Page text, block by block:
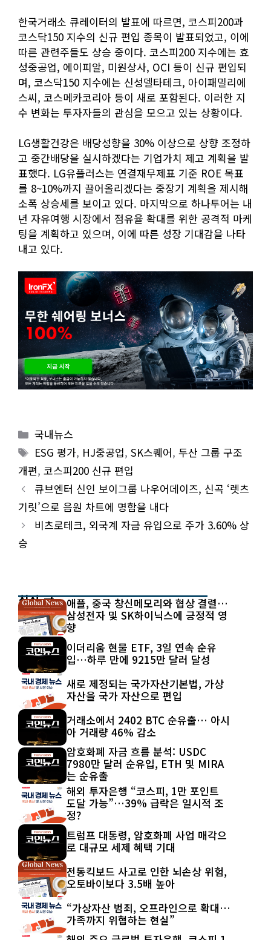
한국거래소 큐레이터의 발표에 따르면, 코스피200과
코스닥150 지수의 신규 편입 종목이 발표되었고, 이에
따른 관련주들도 상승 중이다. 코스피200 지수에는 효
성중공업, 에이피알, 미원상사, OCI 등이 신규 편입되
며, 코스닥150 지수에는 신성델타테크, 아이패밀리에
스씨, 코스메카코리아 등이 새로 포함된다. 이러한 지
수 변화는 투자자들의 관심을 모으고 있는 상황이다.
LG생활건강은 배당성향을 30% 이상으로 상향 조정하
고 중간배당을 실시하겠다는 기업가치 제고 계획을 발
표했다. LG유플러스는 연결재무제표 기준 ROE 목표
를 8~10%까지 끌어올리겠다는 중장기 계획을 제시해
소폭 상승세를 보이고 있다. 마지막으로 하나투어는 내
년 자유여행 시장에서 점유율 확대를 위한 공격적 마케
팅을 계획하고 있으며, 이에 따른 성장 기대감을 나타
내고 있다.
Categories
국내뉴스
Tags
ESG 평가, HJ중공업,SK스퀘어,두산 그룹 구조
개편, 코스피200 신규 편입
큐브엔터 신인 보이그룹 나우어데이즈, 신곡 ‘렛츠
기릿’으로 음원 차트에 명함을 내다
비츠로테크, 외국계 자금 유입으로 주가 3.60% 상
승
최신 글
애플, 중국 창신메모리와 협상 결렬…
삼성전자 및 SK하이닉스에 긍정적 영
향
이더리움 현물 ETF, 3일 연속 순유
입…하루 만에 9215만 달러 달성
새로 제정되는 국가자산기본법, 가상
자산을 국가 자산으로 편입
거래소에서 2402 BTC 순유출… 아시
아 거래량 46% 감소
암호화폐 자금 흐름 분석: USDC
7980만 달러 순유입, ETH 및 MIRA
는 순유출
해외 투자은행 “코스피, 1만 포인트
도달 가능”…39% 급락은 일시적 조
정?
트럼프 대통령, 암호화폐 사업 매각으
로 대규모 세제 혜택 기대
전동킥보드 사고로 인한 뇌손상 위험,
오토바이보다 3.5배 높아
“가상자산 범죄, 오프라인으로 확대…
가족까지 위협하는 현실”